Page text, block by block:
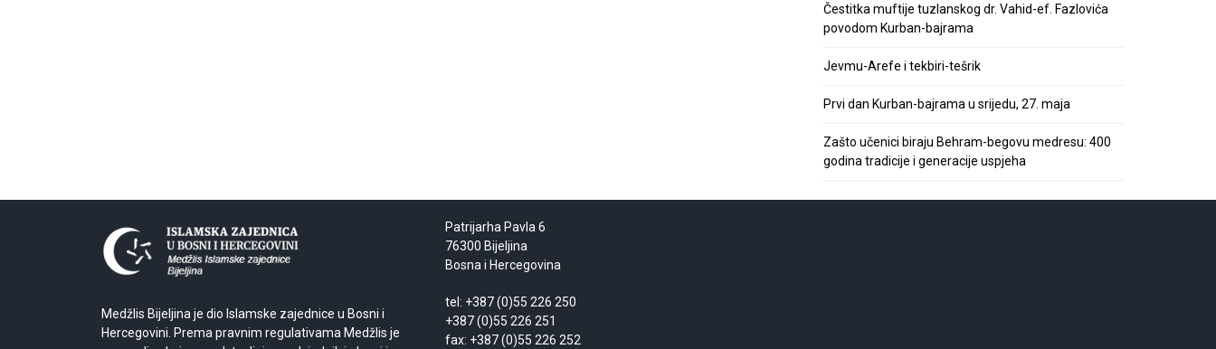
Čestitka muftije tuzlanskog dr. Vahid-ef. Fazlovića
povodom Kurban-bajrama
Jevmu-Arefe i tekbiri-tešrik
Prvi dan Kurban-bajrama u srijedu, 27. maja
Zašto učenici biraju Behram-begovu medresu: 400
godina tradicije i generacije uspjeha
Medžlis Bijeljina je dio Islamske zajednice u Bosni i
Hercegovini. Prema pravnim regulativama Medžlis je
Patrijarha Pavla 6
76300 Bijeljina
Bosna i Hercegovina
tel: +387 (0)55 226 250
+387 (0)55 226 251
fax: +387 (0)55 226 252